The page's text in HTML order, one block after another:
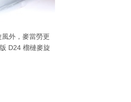
外，麥當勞更
D24 榴槤麥旋